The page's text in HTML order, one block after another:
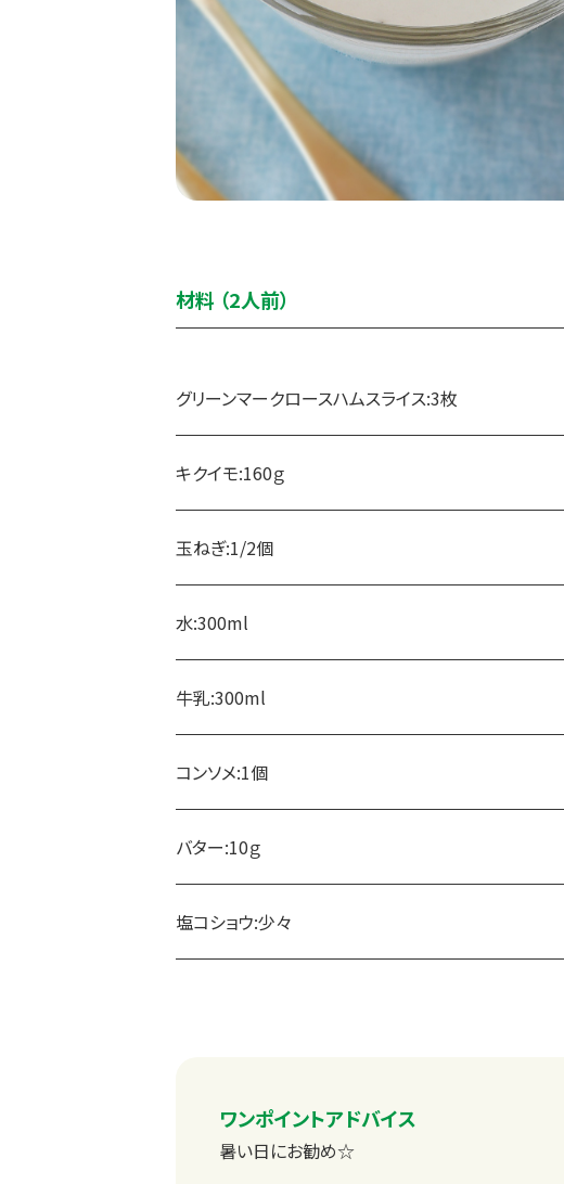
材料 （2人前）
グリーンマークロースハムスライス:3枚
キクイモ:160ｇ
玉ねぎ:1/2個
水:300ml
牛乳:300ml
コンソメ:1個
バター:10ｇ
塩コショウ:少々
ワンポイントアドバイス
暑い日にお勧め☆